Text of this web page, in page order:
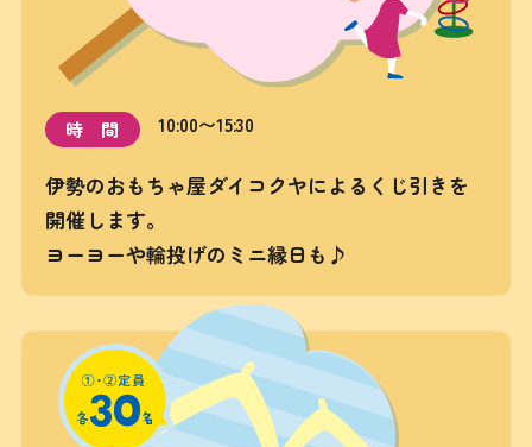
時間 10:00〜15:30
伊勢のおもちゃ屋ダイコクヤによるくじ引きを
開催します。
ヨーヨーや輪投げのミニ縁日も♪